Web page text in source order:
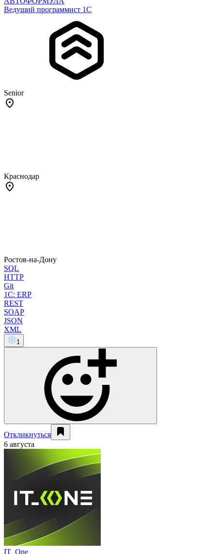
Ведущий программист 1С
Senior
Краснодар
Ростов-на-Дону
SQL
HTTP
Git
1C: ERP
REST
SOAP
JSON
XML
1
Откликнуться
6 августа
IT_One